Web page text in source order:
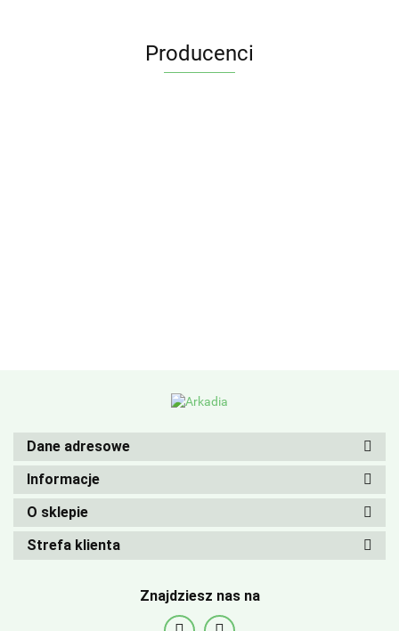
Producenci
Dane adresowe
Informacje
O sklepie
Strefa klienta
Znajdziesz nas na